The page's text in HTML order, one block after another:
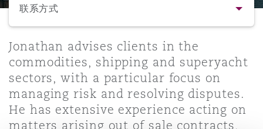
Insurance Coverage
MRO (Maintenance, Repair &
技术、外包与数据
Financial Institutions,
Officers
管法规与调查
Safety, Security, Health &
尔本
德里 – 联营办公室
斯
萨斯城
斯维加斯
杉矶
塞尔多夫
丁堡
拉斯哥（G1大厦）
联系方式
联系方式
简介与经验
业务领域
Jonathan advises clients in the
commodities, shipping and superyacht
sectors, with a particular focus on
managing risk and resolving disputes.
He has extensive experience acting on
matters arising out of sale contracts,